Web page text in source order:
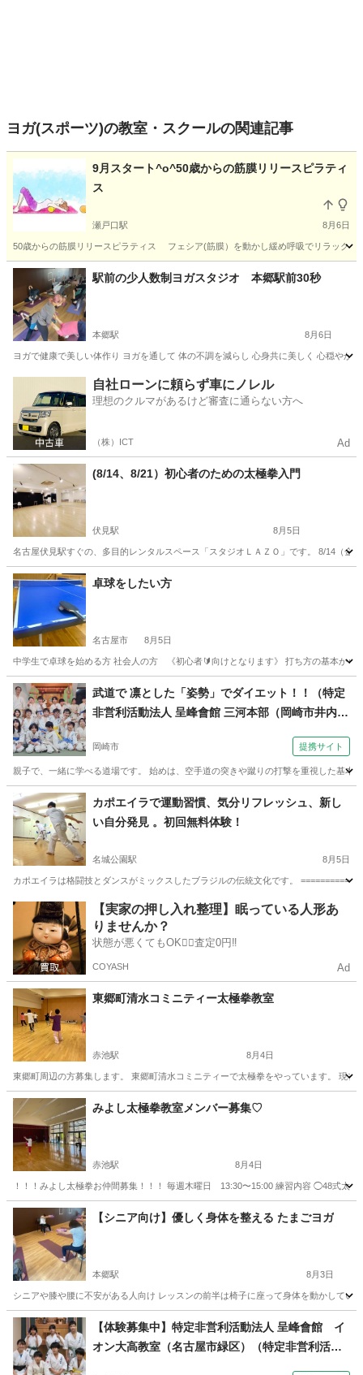
ヨガ(スポーツ)の教室・スクールの関連記事
9月スタート^o^50歳からの筋膜リリースピラティ
ス
瀬戸口駅 8月6日
50歳からの筋膜リリースピラティス フェシア(筋膜）を動かし緩め呼吸でリラックス
愛知 瀬戸市 瀬戸口駅 その他 ビューティー
駅前の少人数制ヨガスタジオ 本郷駅前30秒
本郷駅 8月6日
ヨガで健康で美しい体作り ヨガを通して 体の不調を減らし 心身共に美しく 心穏やか
本郷駅 ヨガ 手ぶら
自社ローンに頼らず車にノレル
理想のクルマがあるけど審査に通らない方へ
（株）ICT Ad
(8/14、8/21）初心者のための太極拳入門
伏見駅 8月5日
名古屋伏見駅すぐの、多目的レンタルスペース「スタジオＬＡＺＯ」です。 8/14（
愛知 名古屋市 伏見駅 太極拳
卓球をしたい方
名古屋市 8月5日
中学生で卓球を始める方 社会人の方 《初心者🔰向けとなります》 打ち方の基本から
愛知 名古屋市 卓球 社会人
武道で 凛とした「姿勢」でダイエット！！（特定
非営利活動法人 呈峰會館 三河本部（岡崎市井内
岡崎市 提携サイト
親子で、一緒に学べる道場です。 始めは、空手道の突きや蹴りの打撃を重視した基
愛知 岡崎市 空手/他格闘技
カポエイラで運動習慣、気分リフレッシュ、新し
い自分発見 。初回無料体験！
名城公園駅 8月5日
カポエイラは格闘技とダンスがミックスしたブラジルの伝統文化です。
愛知 名古屋市 名城公園駅 空手/他格闘技 カポエイラ
【実家の押し入れ整理】眠っている人形あ
りませんか？
状態が悪くてもOK🙆‍♀️査定0円‼️
COYASH Ad
東郷町清水コミニティー太極拳教室
赤池駅 8月4日
東郷町周辺の方募集します。 東郷町清水コミニティーで太極拳をやっています。 現
愛知 愛知郡 赤池駅 太極拳
みよし太極拳教室メンバー募集♡
赤池駅 8月4日
！！！みよし太極拳お仲間募集！！！ 毎週木曜日 13:30〜15:00 練習内容 ◯48式
愛知 愛知郡 太極拳 太極剣
【シニア向け】優しく身体を整える たまごヨガ
本郷駅 8月3日
シニアや膝や腰に不安がある人向け レッスンの前半は椅子に座って身体を動かして
愛知 名古屋市 本郷駅 ヨガ シニア
【体験募集中】特定非営利活動法人 呈峰會館 イ
オン大高教室（名古屋市緑区）（特定非営利活動